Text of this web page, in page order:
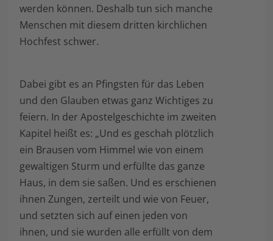
werden können. Deshalb tun sich manche
Menschen mit diesem dritten kirchlichen
Hochfest schwer.
Dabei gibt es an Pfingsten für das Leben
und den Glauben etwas ganz Wichtiges zu
feiern. In der Apostelgeschichte im zweiten
Kapitel heißt es: „Und es geschah plötzlich
ein Brausen vom Himmel wie von einem
gewaltigen Sturm und erfüllte das ganze
Haus, in dem sie saßen. Und es erschienen
ihnen Zungen, zerteilt und wie von Feuer,
und setzten sich auf einen jeden von
ihnen, und sie wurden alle erfüllt von dem